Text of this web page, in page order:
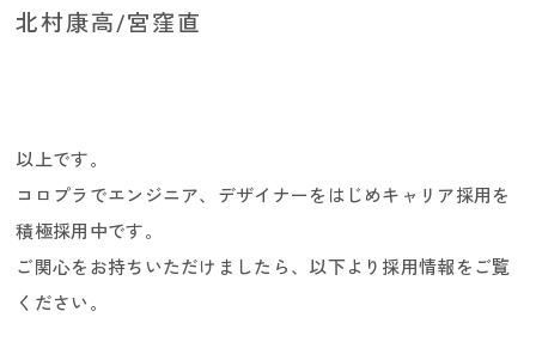
北村康高/宮窪直
以上です。
コロプラでエンジニア、デザイナーをはじめキャリア採用を
積極採用中です。
ご関心をお持ちいただけましたら、以下より採用情報をご覧
ください。